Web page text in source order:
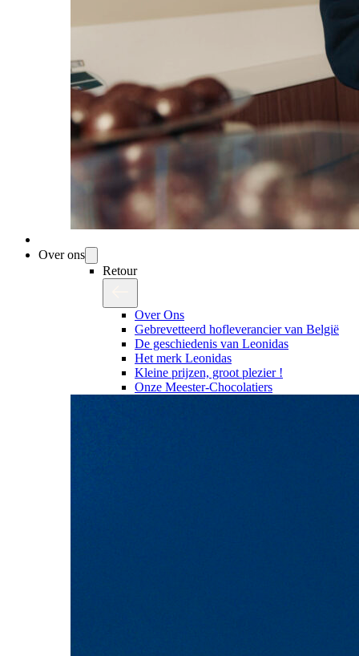
Over ons
Retour
Over Ons
Gebrevetteerd hofleverancier van België
De geschiedenis van Leonidas
Het merk Leonidas
Kleine prijzen, groot plezier !
Onze Meester-Chocolatiers